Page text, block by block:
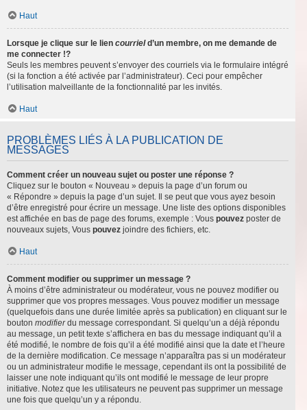
Haut
Lorsque je clique sur le lien courrield’un membre, on me demande de
me connecter !?
Seuls les membres peuvent s’envoyer des courriels via le formulaire intégré
(si la fonction a été activée par l’administrateur). Ceci pour empêcher
l’utilisation malveillante de la fonctionnalité par les invités.
Haut
PROBLÈMES LIÉS À LA PUBLICATION DE
MESSAGES
Comment créer un nouveau sujet ou poster une réponse ?
Cliquez sur le bouton « Nouveau » depuis la page d’un forum ou
« Répondre » depuis la page d’un sujet. Il se peut que vous ayez besoin
d’être enregistré pour écrire un message. Une liste des options disponibles
est affichée en bas de page des forums, exemple : Vous pouvez poster de
nouveaux sujets, Vous pouvez joindre des fichiers, etc.
Haut
Comment modifier ou supprimer un message ?
À moins d’être administrateur ou modérateur, vous ne pouvez modifier ou
supprimer que vos propres messages. Vous pouvez modifier un message
(quelquefois dans une durée limitée après sa publication) en cliquant sur le
bouton modifierdu message correspondant. Si quelqu’un a déjà répondu
au message, un petit texte s’affichera en bas du message indiquant qu’il a
été modifié, le nombre de fois qu’il a été modifié ainsi que la date et l’heure
de la dernière modification. Ce message n’apparaîtra pas si un modérateur
ou un administrateur modifie le message, cependant ils ont la possibilité de
laisser une note indiquant qu’ils ont modifié le message de leur propre
initiative. Notez que les utilisateurs ne peuvent pas supprimer un message
une fois que quelqu’un y a répondu.